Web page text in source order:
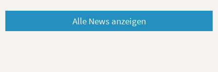
Alle News anzeigen